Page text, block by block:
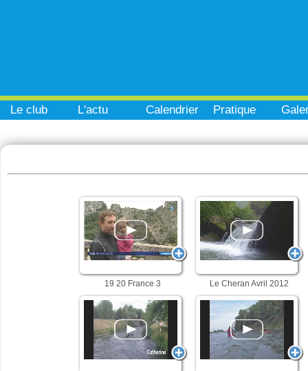
Le club L'actu Calendrier Pratique
19 20 France 3 Le Cheran Avril 2012